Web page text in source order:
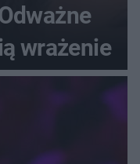
wrażenie